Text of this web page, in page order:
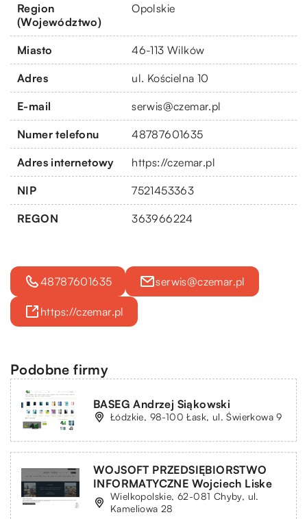
Region
(Województwo)
Opolskie
Miasto 46-113 Wilków
Adres ul. Kościelna 10
E-mail serwis@czemar.pl
Numer telefonu 48787601635
Adres internetowy https://czemar.pl
NIP 7521453363
REGON 363966224
48787601635 serwis@czemar.pl
https://czemar.pl
Podobne firmy
BASEG Andrzej Siąkowski
Łódzkie, 98-100 Łask, ul. Świerkowa 9
WOJSOFT PRZEDSIĘBIORSTWO
INFORMATYCZNE Wojciech Liske
Wielkopolskie, 62-081 Chyby, ul.
Kameliowa 28